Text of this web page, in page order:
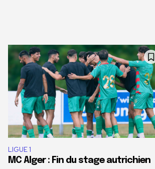
LIGUE 1
MC Alger : Fin du stage autrichien